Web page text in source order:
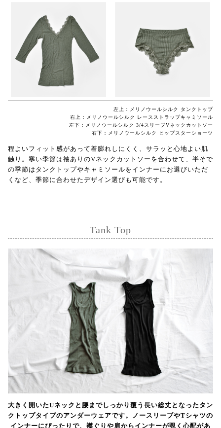
左上：メリノウールシルク タンクトップ
右上：メリノウールシルク レースストラップキャミソール
左下：メリノウールシルク 3/4スリーブVネックカットソー
右下：メリノウールシルク ヒップスターショーツ
程よいフィット感があって着膨れしにくく、サラッと心地よい肌
触り。寒い季節は袖ありのVネックカットソーを合わせて、半そで
の季節はタンクトップやキャミソールをインナーにお選びいただ
くなど、季節に合わせたデザイン選びも可能です。
Tank Top
大きく開いたUネックと腰までしっかり覆う長い総丈となったタン
クトップタイプのアンダーウェアです。ノースリーブやTシャツの
インナーにぴったりで、襟ぐりや肩からインナーが覗く心配があ